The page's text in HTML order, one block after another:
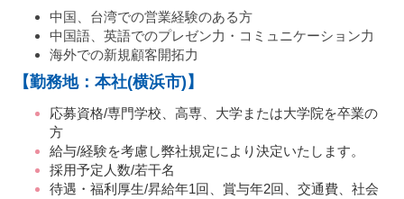
中国、台湾での営業経験のある方
中国語、英語でのプレゼン力・コミュニケーション力
海外での新規顧客開拓力
【勤務地：本社(横浜市)】
応募資格/専門学校、高専、大学または大学院を卒業の
方
給与/経験を考慮し弊社規定により決定いたします。
採用予定人数/若干名
待遇・福利厚生/昇給年1回、賞与年2回、交通費、社会